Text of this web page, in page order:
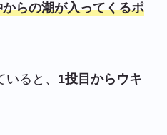
からの潮が入ってくるポ
ると、 1投目からウキ